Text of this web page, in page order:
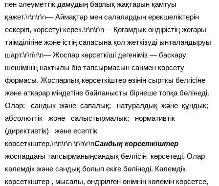
пен әлеуметтік дамудың барлық жақтарын қамтуы
қажет.\r\n\r\n— Аймақтар мен салалардың ерекшеліктерін
ескеріп, көрсетуі керек.\r\n\r\n— Қоғамдык өндірістің жоғары
тиімділігіне және істің сапасына қол жеткізуді ынталандыруы
шарт.\r\n\r\n— Жоспар көрсеткіші дегеніміз — баскару
шешімінің нактылы бір тапсырмасын санмен көрсету
формасы. Жоспарлық көрсеткіштер өзінің сырткы белгісіне
және аткарар міндетіне байланысты бірнеше топқа бөлінеді.
Олар: сандык және сапалық; натуралдық және құндык;
абсолюттік және салыстырмалык; нормативтік
(директивтік) және есептік
көрсеткіштер.\r\n\r\n \r\n\r\nСандық корсеткіштер
жоспардағы тапсырманыңсандық белгісін көрсетеді. Олар
көлемдік және сандық болып екіге бөлінеді. Көлемдік
көрсеткіштер , мысалы, өндірілген өнімнің көлемін көрсетсе,